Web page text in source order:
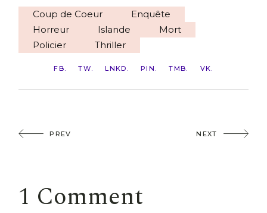
Coup de Coeur
Enquête
Horreur
Islande
Mort
Policier
Thriller
FB TW LNKD PIN TMB VK
PREV NEXT
1 Comment